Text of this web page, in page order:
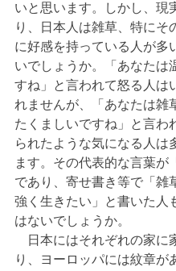
いと思います。しかし、現
り、日本人は雑草、特にそ
に好感を持っている人が多
いでしょうか。「あなたは
すね」と言われて怒る人は
れませんが、「あなたは雑
たくましいですね」と言わ
られたような気になる人は
ます。その代表的な言葉が
であり、寄せ書き等で「雑
強く生きたい」と書いた人
はないでしょうか。
日本にはそれぞれの家に
り、ヨーロッパには紋章が